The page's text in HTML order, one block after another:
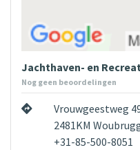
Jachthaven- en
Nog geen beoordelingen
Vrouwgeestweg
2481KM
+31-85-500-8051